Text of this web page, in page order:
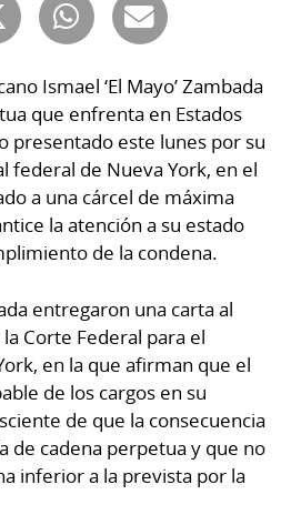
Ismael ‘El Mayo’ Zambada
que enfrenta en Estados
presentado este lunes por su
federal de Nueva York, en el
a una cárcel de máxima
la atención a su estado
de la condena.
entregaron una carta al
Corte Federal para el
en la que afirman que el
de los cargos en su
de que la consecuencia
de cadena perpetua y que no
inferior a la prevista por la